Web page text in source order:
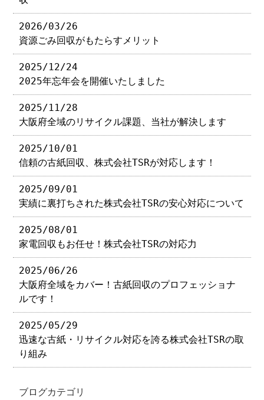
2026/03/26
資源ごみ回収がもたらすメリット
2025/12/24
2025年忘年会を開催いたしました
2025/11/28
大阪府全域のリサイクル課題、当社が解決します
2025/10/01
信頼の古紙回収、株式会社TSRが対応します！
2025/09/01
実績に裏打ちされた株式会社TSRの安心対応について
2025/08/01
家電回収もお任せ！株式会社TSRの対応力
2025/06/26
大阪府全域をカバー！古紙回収のプロフェッショナ
ルです！
2025/05/29
迅速な古紙・リサイクル対応を誇る株式会社TSRの取
り組み
ブログカテゴリ